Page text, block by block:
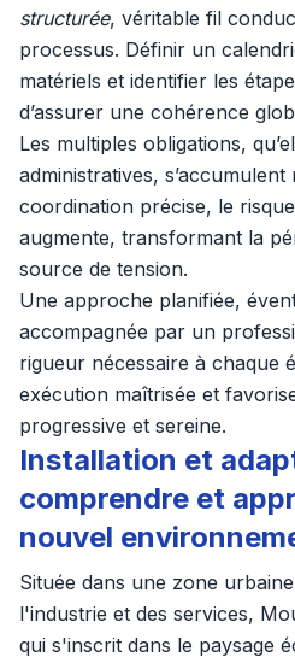
structurée, véritable fil
processus. Définir un
matériels et identifier les
d’assurer une cohérence
Les multiples obligations,
administratives, s’accumulent
coordination précise, le
augmente, transformant la
source de tension.
Une approche planifiée,
accompagnée par un
rigueur nécessaire à chaque
exécution maîtrisée et
progressive et sereine.
Installation et
comprendre et
nouvel
Située dans une zone
l'industrie et des services,
qui s'inscrit dans le paysage